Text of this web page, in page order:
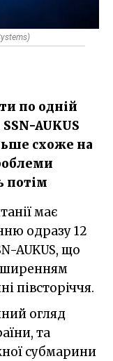
по одній
AUKUS
схоже на
потім
одразу 12
AUKUS, що
півсторіччя.
огляд
та
субмарини